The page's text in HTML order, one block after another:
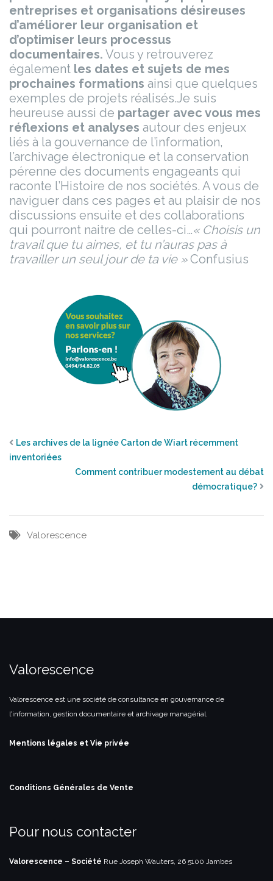
entreprises et organisations désireuses
d’améliorer leur organisation et
d’optimiser leurs processus
documentaires. Vous y retrouverez
également les dates et sujets de mes
prochaines formations ainsi que quelques
exemples de projets réalisés.Je suis
heureuse aussi de partager avec vous mes
réflexions et analyses autour des enjeux
liés à la gouvernance de l’information,
l’archivage électronique et la conservation
pérenne des documents engageants qui
raconte l’Histoire de nos sociétés. A vous de
naviguer dans ces pages et au plaisir de nos
discussions ensuite et des collaborations
qui pourront naitre de celles-ci…« Choisis un
travail que tu aimes, et tu n’auras pas à
travailler un seul jour de ta vie » Confusius
Les archives de la lignée Carton de Wiart récemment
inventoriées
Comment contribuer modestement au débat
démocratique?
Valorescence
Valorescence
Valorescence est une société de consultance en gouvernance de
l’information, gestion documentaire et archivage managérial.
Mentions légales et Vie privée
Conditions Générales de Vente
Pour nous contacter
Valorescence – Société Rue Joseph Wauters, 26 5100 Jambes